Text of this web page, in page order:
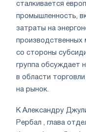
сталкивается
промышленность,
затраты на
со стороны
группа обсуждает
в области
на рынок.
К Александру
Рербал , глава